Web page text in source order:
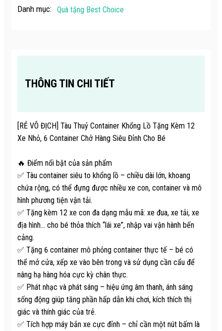
Danh mục: Quà tặng Best Choice
THÔNG TIN CHI TIẾT
[RẺ VÔ ĐỊCH] Tàu Thuỷ Container Khổng Lồ Tặng Kèm 12
Xe Nhỏ, 6 Container Chở Hàng Siêu Đỉnh Cho Bé
🔥 Điểm nổi bật của sản phẩm
✅ Tàu container siêu to khổng lồ – chiều dài lớn, khoang
chứa rộng, có thể đựng được nhiều xe con, container và mô
hình phương tiện vận tải.
✅ Tặng kèm 12 xe con đa dạng mẫu mã: xe đua, xe tải, xe
địa hình… cho bé thỏa thích “lái xe”, nhập vai vận hành bến
cảng.
✅ Tặng 6 container mô phỏng container thực tế – bé có
thể mở cửa, xếp xe vào bên trong và sử dụng cần cẩu để
nâng hạ hàng hóa cực kỳ chân thực.
✅ Phát nhạc và phát sáng – hiệu ứng âm thanh, ánh sáng
sống động giúp tăng phần hấp dẫn khi chơi, kích thích thị
giác và thính giác của trẻ.
✅ Tích hợp máy bắn xe cực đỉnh – chỉ cần một nút bấm là